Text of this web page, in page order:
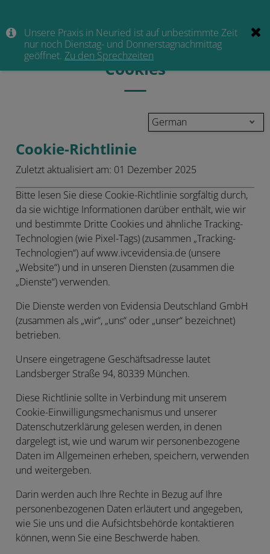
Unsere Praxis in Neuried ist auf unbestimmte Zeit
nur noch Dienstag- und Donnerstagnachmittag
geöffnet. Zu den Sprechzeiten
Cookies
German
Cookie-Richtlinie
Zuletzt aktualisiert am: 01 Dezember 2025
Bitte lesen Sie diese Cookie-Richtlinie sorgfältig durch,
da sie wichtige Informationen darüber enthält, wie wir
und bestimmte Dritte Cookies und ähnliche Tracking-
Technologien (wie Pixel-Tags) (zusammen „Tracking-
Technologien“) auf www.ivcevidensia.de (unsere
„Website“) und in unseren Diensten (zusammen die
„Dienste“) verwenden.
Die Dienste werden von Evidensia Deutschland GmbH
(zusammen als „wir“, „uns“ oder „unser“ bezeichnet)
betrieben.
Unsere eingetragene Geschäftsadresse lautet
Landsberger Straße 94, 80339 München.
Diese Richtlinie sollte in Verbindung mit unserem
Cookie-Einwilligungsmechanismus und unserer
Datenschutzerklärung gelesen werden, in denen
dargelegt ist, wie und warum wir personenbezogene
Daten im Allgemeinen erheben, speichern, verwenden
und weitergeben.
Darin werden auch Ihre Rechte in Bezug auf Ihre
personenbezogenen Daten erläutert und angegeben,
wie Sie uns und die Aufsichtsbehörde kontaktieren
können, wenn Sie eine Beschwerde haben.